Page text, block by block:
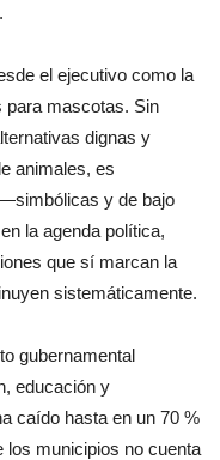
el ejecutivo como la
para mascotas. Sin
dignas y
animales, es
y de bajo
la agenda política,
que sí marcan la
sistemáticamente.
gubernamental
educación y
caído hasta en un 70 %
los municipios no cuenta